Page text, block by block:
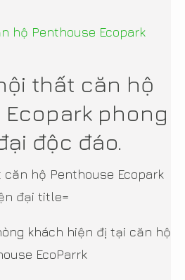
hộ Penthouse Ecopark
thất căn hộ
phong
độc đáo.
khách hiện đị tại căn hộ
EcoParrk